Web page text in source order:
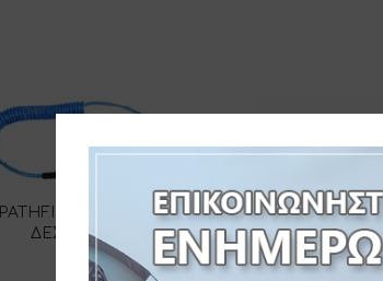
PATHFINDER ΙΜΑΝΤΑΣ SUP
ΔΕΣΙΜΑΤΟΣ 300cm
73-93769